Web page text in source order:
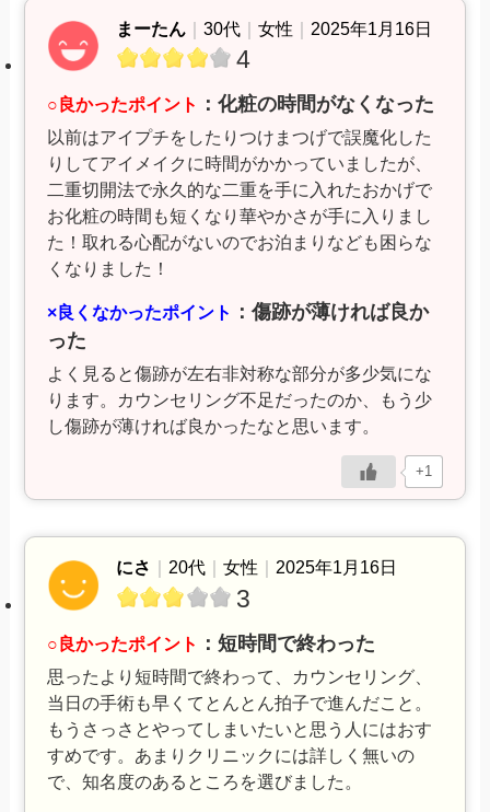
まーたん ｜30代 ｜女性 ｜ 2025年1月16日
4
○良かったポイント ：化粧の時間がなくなった
以前はアイプチをしたりつけまつげで誤魔化した
りしてアイメイクに時間がかかっていましたが、
二重切開法で永久的な二重を手に入れたおかげで
お化粧の時間も短くなり華やかさが手に入りまし
た！取れる心配がないのでお泊まりなども困らな
くなりました！
×良くなかったポイント
：傷跡が薄ければ良か
った
よく見ると傷跡が左右非対称な部分が多少気にな
ります。カウンセリング不足だったのか、もう少
し傷跡が薄ければ良かったなと思います。
+1
にさ 20代 ｜女性 2025年1月16日
3
○良かったポイント ：短時間で終わった
思ったより短時間で終わって、カウンセリング、
当日の手術も早くてとんとん拍子で進んだこと。
もうさっさとやってしまいたいと思う人にはおす
すめです。あまりクリニックには詳しく無いの
で、知名度のあるところを選びました。